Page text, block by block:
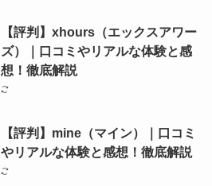
【評判】xhours（エックスアワー
ズ）｜口コミやリアルな体験と感
想！徹底解説
【評判】mine（マイン）｜口コミ
やリアルな体験と感想！徹底解説